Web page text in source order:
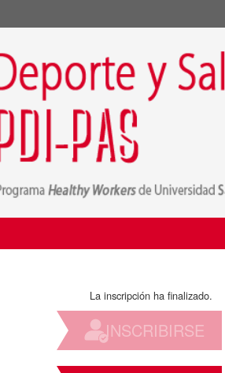
La inscripción ha finalizado.
INSCRIBIRSE